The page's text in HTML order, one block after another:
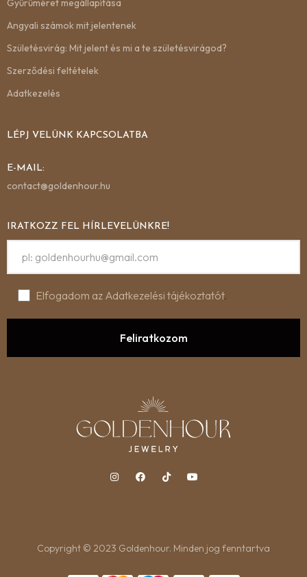
Gyűrűméret megállapítása
Angyali számok mit jelentenek
Születésvirág: Mit jelent és mi a te születésvirágod?
Szerződési feltételek
Adatkezelés
LÉPJ VELÜNK KAPCSOLATBA
E-MAIL:
contact@goldenhour.hu
IRATKOZZ FEL HÍRLEVELÜNKRE!
Elfogadom az Adatkezelési tájékoztatót.
Copyright © 2023 Goldenhour. Minden jog fenntartva